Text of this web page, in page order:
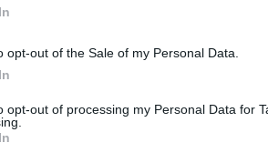
opt-out of the Sale of my Personal Data.
opt-out of processing my Personal Data for